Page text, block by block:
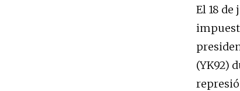
El 18 de
(YK92)